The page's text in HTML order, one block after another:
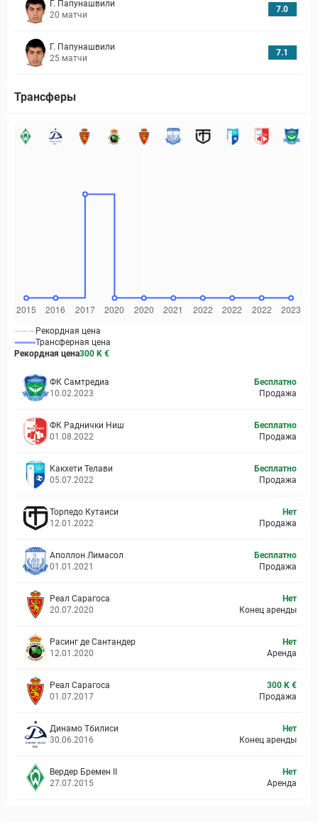
Г. Папунашвили
20 матчи
7.0
Г. Папунашвили
25 матчи
7.1
Трансферы
Рекордная цена
Трансферная цена
Рекордная цена300 K €
ФК Самтредиа
10.02.2023
Бесплатно
Продажа
ФК Раднички Ниш
01.08.2022
Бесплатно
Продажа
Какхети Телави
05.07.2022
Бесплатно
Продажа
Торпедо Кутаиси
12.01.2022
Нет
Продажа
Аполлон Лимасол
01.01.2021
Бесплатно
Продажа
Реал Сарагоса
20.07.2020
Нет
Конец аренды
Расинг де Сантандер
12.01.2020
Нет
Аренда
Реал Сарагоса
01.07.2017
300 K €
Продажа
Динамо Тбилиси
30.06.2016
Нет
Конец аренды
Вердер Бремен II
27.07.2015
Нет
Аренда